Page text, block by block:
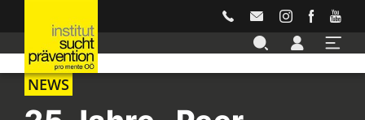
Zur Hauptnavigation
Zur Unternavigation
Zur SucheAccesskey
[3]
Zum Inhalt
Zur Footernavigation
NEWS